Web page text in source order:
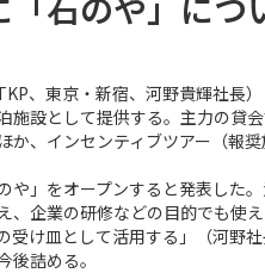
、東京・新宿、河野貴輝社長
施設として提供する。主力の貸
、インセンティブツアー（報
や」をオープンすると発表した
、企業の研修などの目的でも使
受け皿として活用する」（河野
詰める。